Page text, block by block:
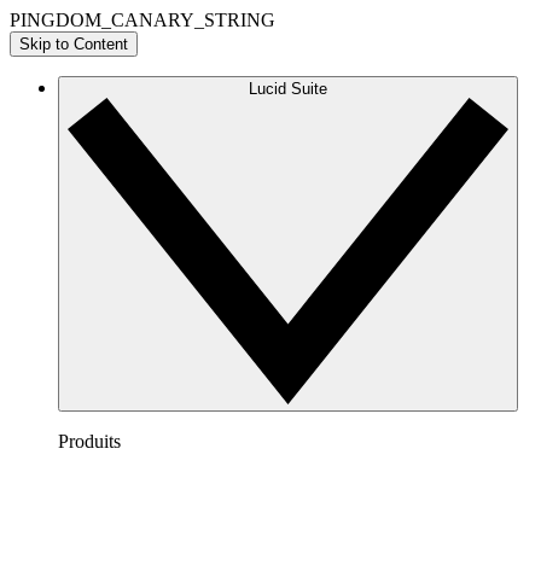
PINGDOM_CANARY_STRING
Skip to Content
Lucid Suite
Produits